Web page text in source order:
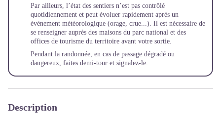
Par ailleurs, l’état des sentiers n’est pas contrôlé
quotidiennement et peut évoluer rapidement après un
évènement météorologique (orage, crue...). Il est nécessaire de
se renseigner auprès des maisons du parc national et des
offices de tourisme du territoire avant votre sortie.
Pendant la randonnée, en cas de passage dégradé ou
dangereux, faites demi-tour et signalez-le
Description